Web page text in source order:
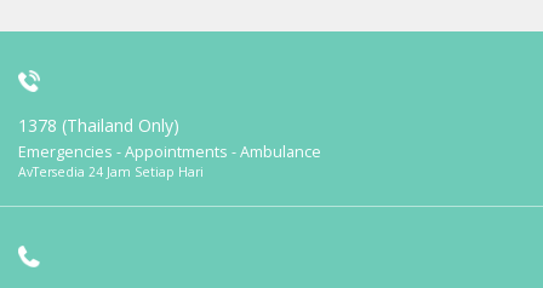
1378 (Thailand Only)
Emergencies - Appointments - Ambulance
AvTersedia 24 Jam Setiap Hari